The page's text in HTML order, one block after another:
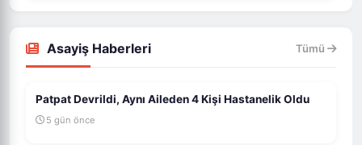
Asayiş Haberleri Tümü
Patpat Devrildi, Aynı Aileden 4 Kişi Hastanelik Oldu
5 gün önce